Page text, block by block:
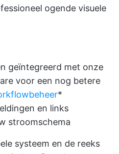
ogende visuele
geïntegreerd met onze
voor een nog betere
*
en links
stroomschema
systeem en de reeks